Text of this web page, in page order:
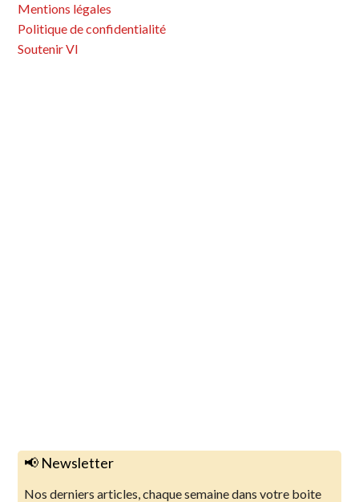
Mentions légales
Politique de confidentialité
Soutenir VI
📢 Newsletter
Nos derniers articles, chaque semaine dans votre boite